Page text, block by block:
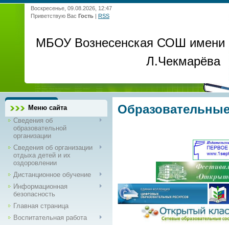
Воскресенье, 09.08.2026, 12:47
Приветствую Вас Гость | RSS
МБОУ Вознесенская СОШ имени
Л.Чекмарёва
Меню сайта
Сведения об
образовательной
организации
Сведения об организации
отдыха детей и их
оздоровлении
Дистанционное обучение
Информационная
безопасность
Главная страница
Воспитательная работа